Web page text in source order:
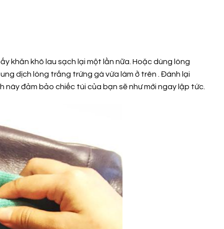
khăn khô lau sạch lại một lần nữa. Hoặc dùng lòng
dịch lòng trắng trứng gà vừa làm ở trên . Đánh lại
này đảm bảo chiếc túi của bạn sẽ như mới ngay lập tức.